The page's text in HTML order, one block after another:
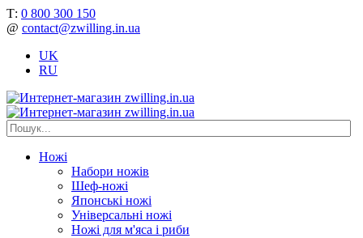
Т: 0 800 300 150
@ contact@zwilling.in.ua
UK
RU
Ножі
Набори ножів
Шеф-ножі
Японські ножі
Універсальні ножі
Ножі для м'яса і риби